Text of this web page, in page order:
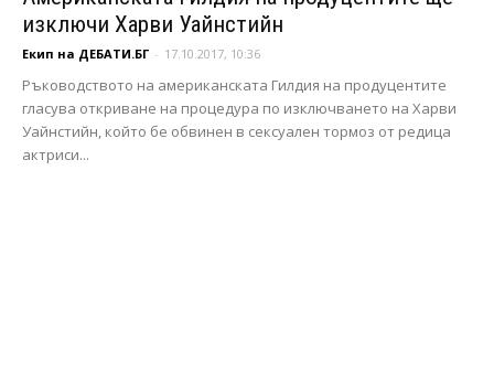
изключи Харви Уайнстийн
Екип на ДЕБАТИ.БГ - 17.10.2017, 10:36
Ръководството на американската Гилдия на продуцентите
гласува откриване на процедура по изключването на Харви
Уайнстийн, който бе обвинен в сексуален тормоз от редица
актриси...